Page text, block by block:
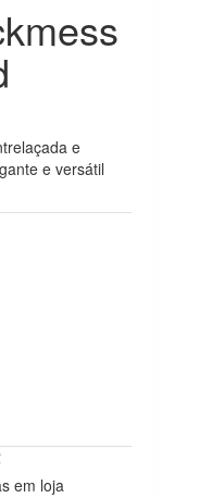
e
e versátil
em loja